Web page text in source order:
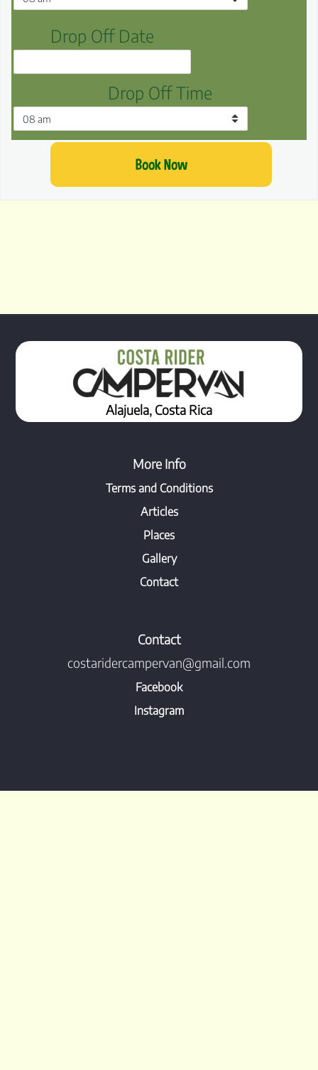
Drop Off Date
Drop Off Time
Alajuela, Costa Rica
More Info
Terms and Conditions
Articles
Places
Gallery
Contact
Contact
costaridercampervan@gmail.com
Facebook
Instagram